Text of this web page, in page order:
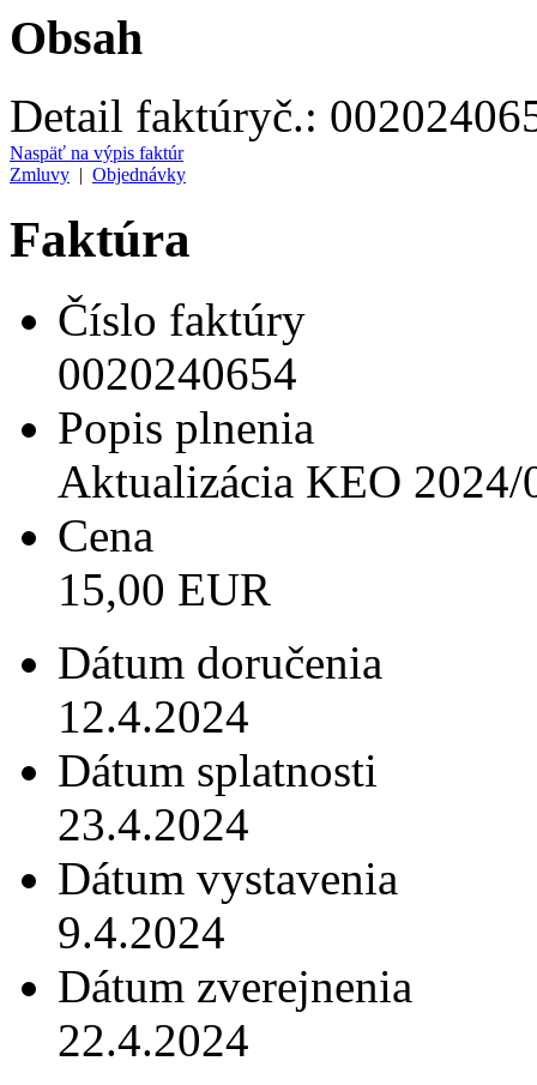
Obsah
Detail faktúryč.:
Naspäť na výpis faktúr
Zmluvy | Objednávky
Faktúra
Číslo faktúry
0020240654
Popis plnenia
Aktualizácia KEO 2024/
Cena
15,00 EUR
Dátum doručenia
12.4.2024
Dátum splatnosti
23.4.2024
Dátum vystavenia
9.4.2024
Dátum zverejnenia
22.4.2024